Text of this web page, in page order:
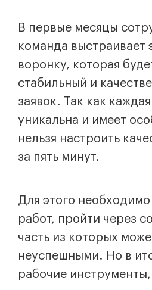
В первые месяцы
команда выстраивает
воронку, которая
стабильный и
заявок. Так как
уникальна и имеет
нельзя настроить
за пять минут.
Для этого
работ, пройти через
часть из которых
неуспешными. Но в
рабочие